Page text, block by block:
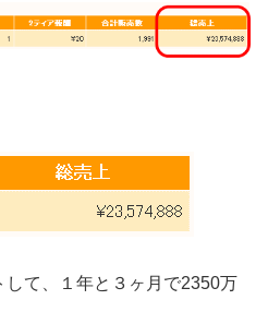
て、１年と３ヶ月で2350万